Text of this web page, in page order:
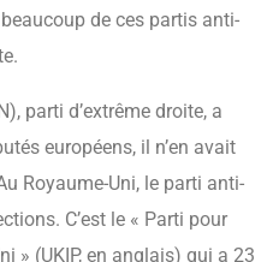
de ces partis anti-
parti d’extrême droite, a
européens, il n’en avait
Royaume-Uni, le parti anti-
C’est le « Parti pour
» (UKIP, en anglais) qui a 23